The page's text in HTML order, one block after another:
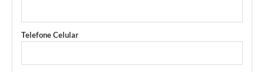
Telefone Celular